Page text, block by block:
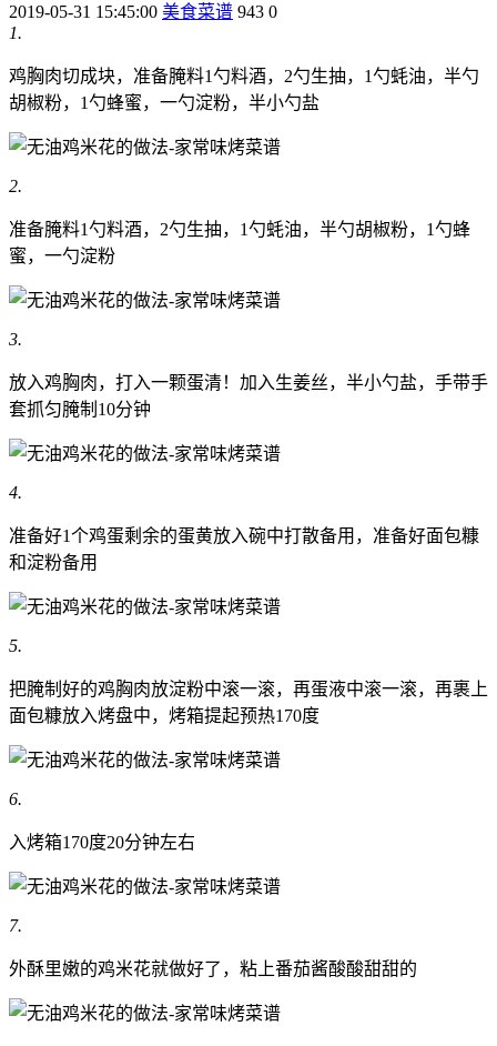
2019-05-31 15:45:00 美食菜谱 943 0
1.
鸡胸肉切成块，准备腌料1勺料酒，2勺生抽，1勺蚝油，半勺
胡椒粉，1勺蜂蜜，一勺淀粉，半小勺盐
2.
准备腌料1勺料酒，2勺生抽，1勺蚝油，半勺胡椒粉，1勺蜂
蜜，一勺淀粉
3.
放入鸡胸肉，打入一颗蛋清！加入生姜丝，半小勺盐，手带手
套抓匀腌制10分钟
4.
准备好1个鸡蛋剩余的蛋黄放入碗中打散备用，准备好面包糠
和淀粉备用
5.
把腌制好的鸡胸肉放淀粉中滚一滚，再蛋液中滚一滚，再裹上
面包糠放入烤盘中，烤箱提起预热170度
6.
入烤箱170度20分钟左右
7.
外酥里嫩的鸡米花就做好了，粘上番茄酱酸酸甜甜的